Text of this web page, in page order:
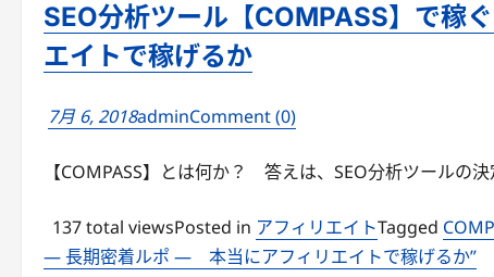
SEO分析ツール【COMPASS】で
エイトで稼げるか
7月 6, 2018adminComment (0)
【COMPASS】とは何か？ 答えは、SEO分析ツールの
137 total viewsPosted in アフィリエイトTagged
— 長期密着ルポ — 本当にアフィリエイトで稼げるか”